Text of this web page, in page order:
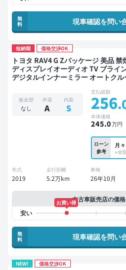
無
料
現車確認を問い
短納期 価格交渉OK
トヨタ RAV4 G Zパッケージ 美品 禁煙車 整備記録簿あり
ディスプレイオーディオ TV ブライ
デジタルインナーミラー オートク
板金歴
なし
外装
A
内装
S
支払総額
256
本体価格
245.0万円
ローン
参考
月々
※金
年式
2019
走行距離
5.2万km
車検
26年10月
中古車販売店の価
お買い得
無
料
現車確認を問い
NEW! 価格交渉OK